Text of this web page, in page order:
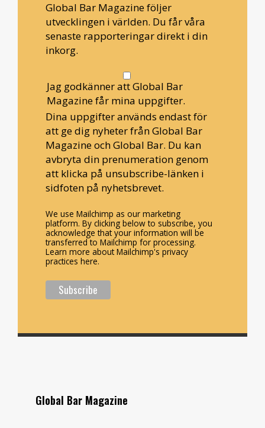
Global Bar Magazine följer
utvecklingen i världen. Du får våra
senaste rapporteringar direkt i din
inkorg.
Jag godkänner att Global Bar
Magazine får mina uppgifter.
Dina uppgifter används endast för
att ge dig nyheter från Global Bar
Magazine och Global Bar. Du kan
avbryta din prenumeration genom
att klicka på unsubscribe-länken i
sidfoten på nyhetsbrevet.
We use Mailchimp as our marketing
platform. By clicking below to subscribe, you
acknowledge that your information will be
transferred to Mailchimp for processing.
Learn more about Mailchimp's privacy
practices here.
Global Bar Magazine